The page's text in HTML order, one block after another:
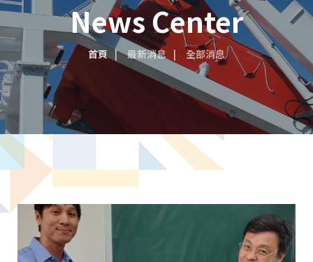
News Center
首頁 最新消息 全部消息